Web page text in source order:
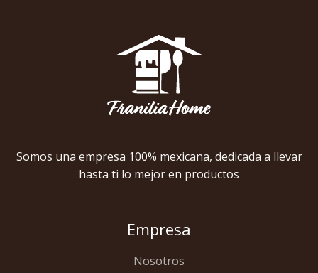
Somos una empresa 100% mexicana, dedicada a llevar
hasta ti lo mejor en productos
Empresa
Nosotros